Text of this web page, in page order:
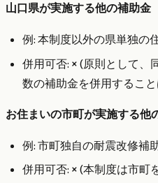
山口県が実施する他の補助金
例: 本制度以外の県単独の
併用可否: × (原則として、
数の補助金を併用するこ
お住まいの市町が実施する他
例: 市町独自の耐震改修補
併用可否: × (本制度は市町